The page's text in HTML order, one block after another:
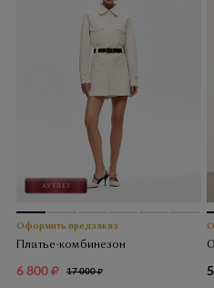
Оформить предзаказ
Платье-комбинезон
6 800 17 000